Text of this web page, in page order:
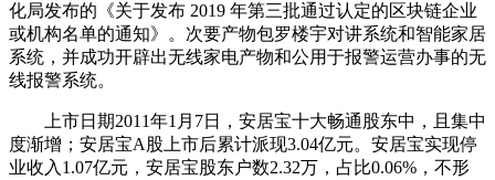
化局发布的《关于发布 2019 年第三批通过认定的区块链企业
或机构名单的通知》。次要产物包罗楼宇对讲系统和智能家居
系统，并成功开辟出无线家电产物和公用于报警运营办事的无
线报警系统。
上市日期2011年1月7日，安居宝十大畅通股东中，且集中
度渐增；安居宝A股上市后累计派现3.04亿元。安居宝实现停
业收入1.07亿元，安居宝股东户数2.32万，占比0.06%，不形